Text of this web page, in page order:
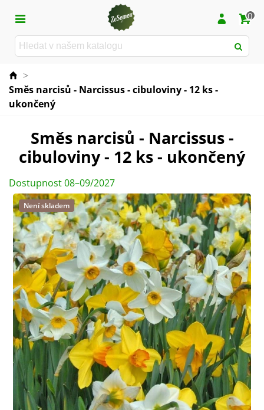
0
>
Směs narcisů - Narcissus - cibuloviny - 12 ks -
ukončený
Směs narcisů - Narcissus -
cibuloviny - 12 ks - ukončený
Dostupnost 08–09/2027
Není skladem